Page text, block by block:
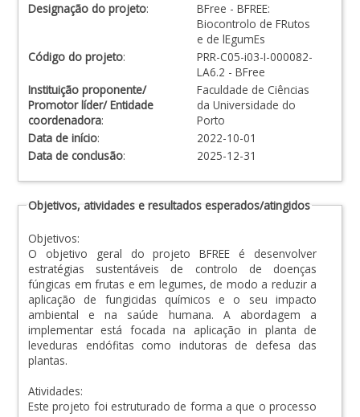
Designação do projeto:
BFree - BFREE:
Biocontrolo de FRutos
e de lEgumEs
Código do projeto:
PRR-C05-i03-I-000082-
LA6.2 - BFree
Instituição proponente/
Promotor líder/ Entidade
coordenadora:
Faculdade de Ciências
da Universidade do
Porto
Data de início:
2022-10-01
Data de conclusão: 2025-12-31
Objetivos, atividades e resultados esperados/atingidos
Objetivos:
O objetivo geral do projeto BFREE é desenvolver
estratégias sustentáveis de controlo de doenças
fúngicas em frutas e em legumes, de modo a reduzir a
aplicação de fungicidas químicos e o seu impacto
ambiental e na saúde humana. A abordagem a
implementar está focada na aplicação in planta de
leveduras endófitas como indutoras de defesa das
plantas.
Atividades:
Este projeto foi estruturado de forma a que o processo